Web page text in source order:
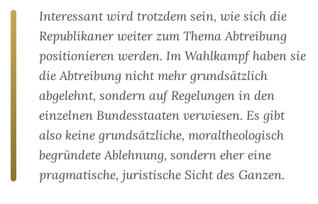
Interessant wird trotzdem sein, wie sich die
Republikaner weiter zum Thema Abtreibung
positionieren werden. Im Wahlkampf haben sie
die Abtreibung nicht mehr grundsätzlich
abgelehnt, sondern auf Regelungen in den
einzelnen Bundesstaaten verwiesen. Es gibt
also keine grundsätzliche, moraltheologisch
begründete Ablehnung, sondern eher eine
pragmatische, juristische Sicht des Ganzen.